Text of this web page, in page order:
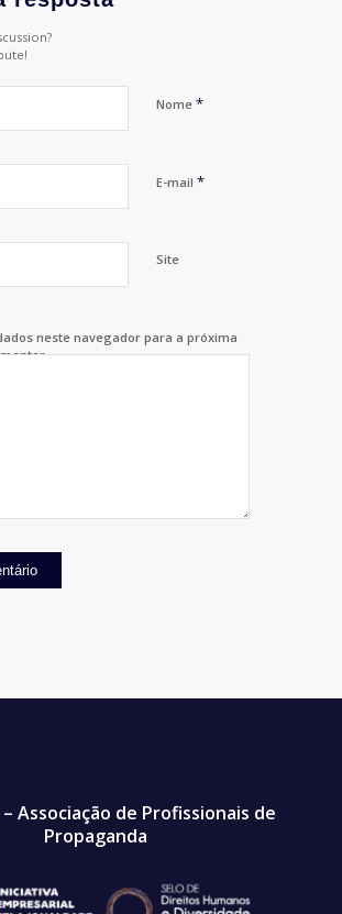
Nome *
E-mail *
Site
neste navegador para a próxima
– Associação de Profissionais de
Propaganda